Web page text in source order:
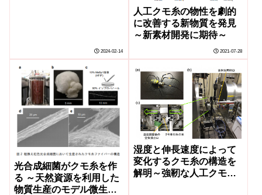
2024-02-14
人工クモ糸の物性を劇的
に改善する新物質を発見
～新素材開発に期待～
2021-07-28
光合成細菌がクモ糸を作
る ～天然資源を利用した
物質生産のモデル微生物
湿度と伸長速度によって
変化するクモ糸の構造を
解明～強靭な人工クモ糸